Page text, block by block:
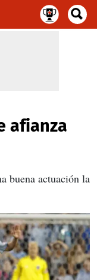
afianza
buena actuación la